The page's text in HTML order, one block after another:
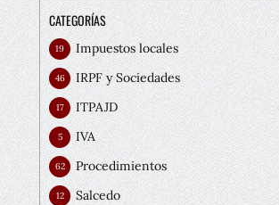
CATEGORÍAS
Impuestos locales
19
IRPF y Sociedades
46
ITPAJD
17
IVA
5
Procedimientos
62
Salcedo
12